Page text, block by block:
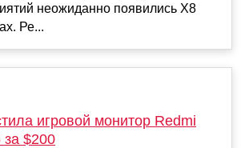
неожиданно появились X8
Ре...
игровой монитор Redmi
за $200